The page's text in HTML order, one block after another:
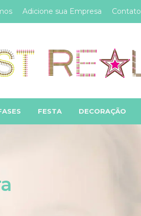
Adicione sua Empresa Contato
FESTA DECORAÇÃO